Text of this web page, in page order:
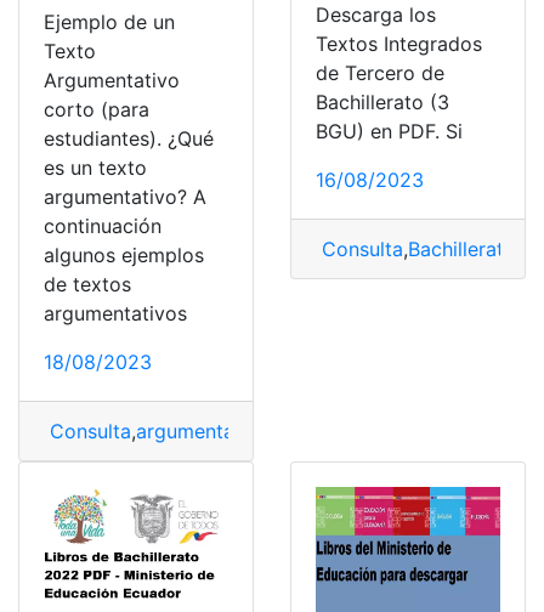
Ejemplo de un
Texto
Argumentativo
corto (para
estudiantes). ¿Qué
es un texto
argumentativo? A
continuación
algunos ejemplos
de textos
argumentativos
18/08/2023
Consulta,argumentativo
Descarga los
Textos Integrados
de Tercero de
Bachillerato (3
BGU) en PDF. Si
16/08/2023
Consulta,Bachillerato